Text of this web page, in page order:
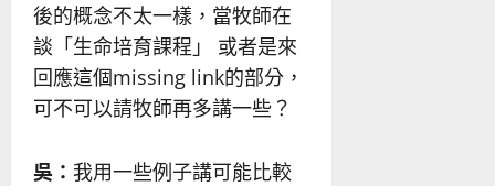
後的概念不太一樣，當牧師在
談「生命培育課程」 或者是來
回應這個missing link的部分，
可不可以請牧師再多講一些？
吳： 我用一些例子講可能比較